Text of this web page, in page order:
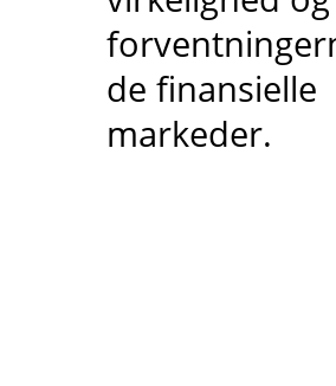
de finansielle
markeder.